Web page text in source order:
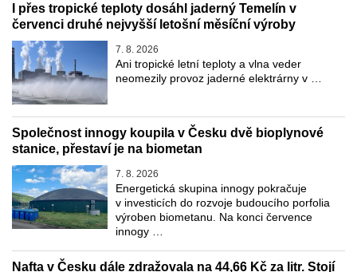
I přes tropické teploty dosáhl jaderný Temelín v
červenci druhé nejvyšší letošní měsíční výroby
7. 8. 2026
Ani tropické letní teploty a vlna veder
neomezily provoz jaderné elektrárny v …
Společnost innogy koupila v Česku dvě bioplynové
stanice, přestaví je na biometan
7. 8. 2026
Energetická skupina innogy pokračuje
v investicích do rozvoje budoucího porfolia
výroben biometanu. Na konci července
innogy …
Nafta v Česku dále zdražovala na 44,66 Kč za litr. Stojí